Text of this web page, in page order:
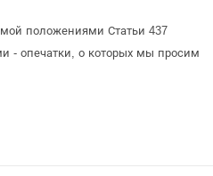
положениями Статьи 437
- опечатки, о которых мы просим